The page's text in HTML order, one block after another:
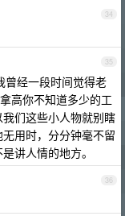
34
35
曾经一段时间觉得老
高你不知道多少的工
们这些小人物就别瞎
用时，分分钟毫不留
讲人情的地方。
36